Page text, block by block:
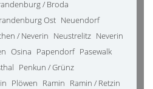
/ Broda
Ost Neuendorf
/ Neverin Neustrelitz Neverin
Osina Papendorf Pasewalk
Penkun / Grünz
Plöwen Ramin Ramin / Retzin